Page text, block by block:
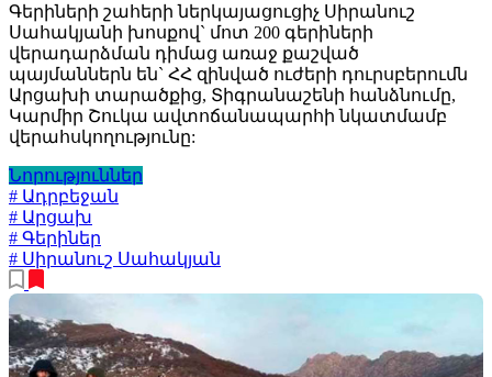
Գերիների շահերի ներկայացուցիչ Սիրանուշ
Սահակյանի խոսքով` մոտ 200 գերիների
վերադարձման դիմաց առաջ քաշված
պայմաններն են` ՀՀ զինված ուժերի դուրսբերումն
Արցախի տարածքից, Տիգրանաշենի հանձնումը,
Կարմիր Շուկա ավտոճանապարհի նկատմամբ
վերահսկողությունը:
Նորություններ
# Ադրբեջան
# Արցախ
# Գերիներ
# Սիրանուշ Սահակյան